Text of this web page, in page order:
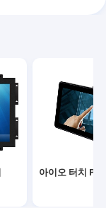
아이오 터치 PC